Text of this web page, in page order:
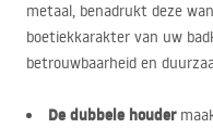
metaal, benadrukt deze
boetiekkarakter van uw
betrouwbaarheid en
De dubbele houder